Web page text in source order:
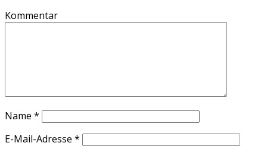
Kommentar
Name *
E-Mail-Adresse *